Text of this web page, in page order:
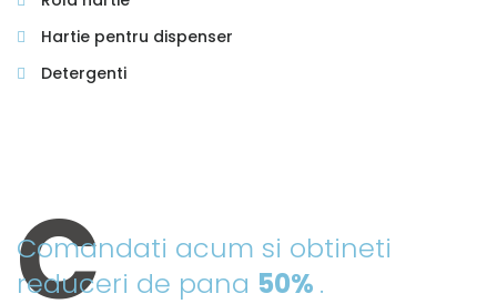
Hartie pentru dispenser
Detergenti
Comandati acum si obtineti
reduceri de pana 50% .